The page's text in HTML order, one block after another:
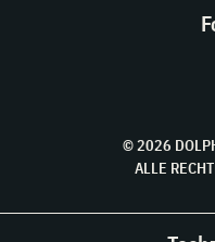
© 2026
ALLE